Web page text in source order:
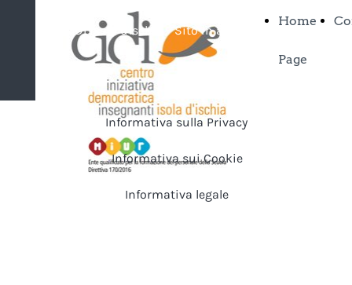
CIDI isola d'Ischia - Sito in allestimento
Informativa sulla Privacy
Informativa sui Cookie
Informativa legale
Home
Page